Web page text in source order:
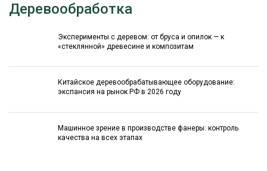
Деревообработка
Эксперименты с деревом: от бруса и опилок — к
«стеклянной» древесине и композитам
Китайское деревообрабатывающее оборудование:
экспансия на рынок РФ в 2026 году
Машинное зрение в производстве фанеры: контроль
качества на всех этапах